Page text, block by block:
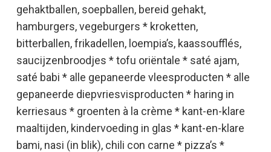
gehaktballen, soepballen, bereid gehakt,
hamburgers, vegeburgers * kroketten,
bitterballen, frikadellen, loempia’s, kaassoufflés,
saucijzenbroodjes * tofu oriëntale * saté ajam,
saté babi * alle gepaneerde vleesproducten * alle
gepaneerde diepvriesvisproducten * haring in
kerriesaus * groenten à la crème * kant-en-klare
maaltijden, kindervoeding in glas * kant-en-klare
bami, nasi (in blik), chili con carne * pizza’s *